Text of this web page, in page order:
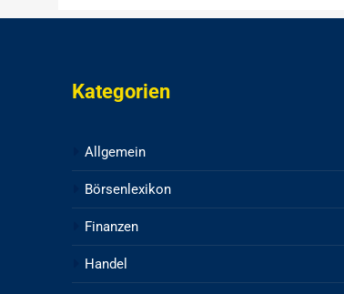
Kategorien
Allgemein
Börsenlexikon
Finanzen
Handel